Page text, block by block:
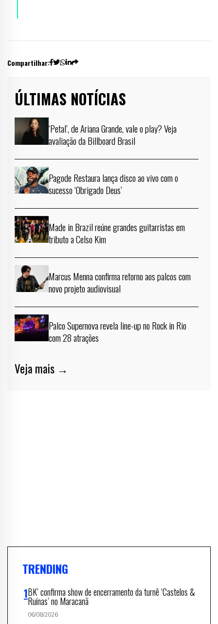
Compartilhar:
ÚLTIMAS NOTÍCIAS
‘Petal’, de Ariana Grande, vale o play? Veja
avaliação da Billboard Brasil
Pagode Restaura lança disco ao vivo com o
sucesso ‘Obrigado Deus’
Made in Brazil reúne grandes guitarristas em
tributo a Celso Kim
Marcus Menna confirma retorno aos palcos com
novo projeto audiovisual
Palco Supernova revela line-up no Rock in Rio
com 28 atrações
Veja mais →
TRENDING
BK’ confirma show de encerramento da turnê ‘Castelos &
Ruínas’ no Maracanã
06/08/2026